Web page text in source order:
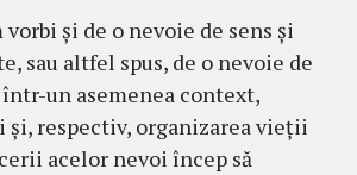
și de o nevoie de sens şi
sau altfel spus, de o nevoie de
un asemenea context,
și, respectiv, organizarea vieții
acelor nevoi încep să